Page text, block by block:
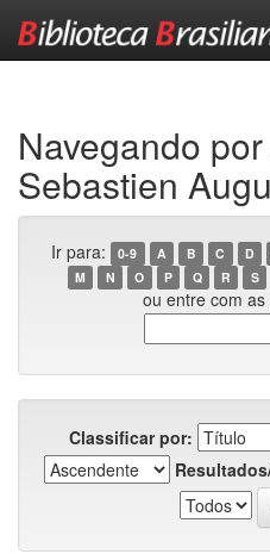
Navegando
Sebastien
Ir para: 0-9 A B C D
M
N O P Q R S
ou entre com
Classificar por: